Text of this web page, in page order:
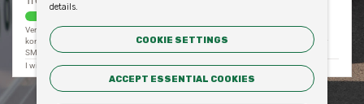
details.
COOKIE SETTINGS
ACCEPT ESSENTIAL COOKIES